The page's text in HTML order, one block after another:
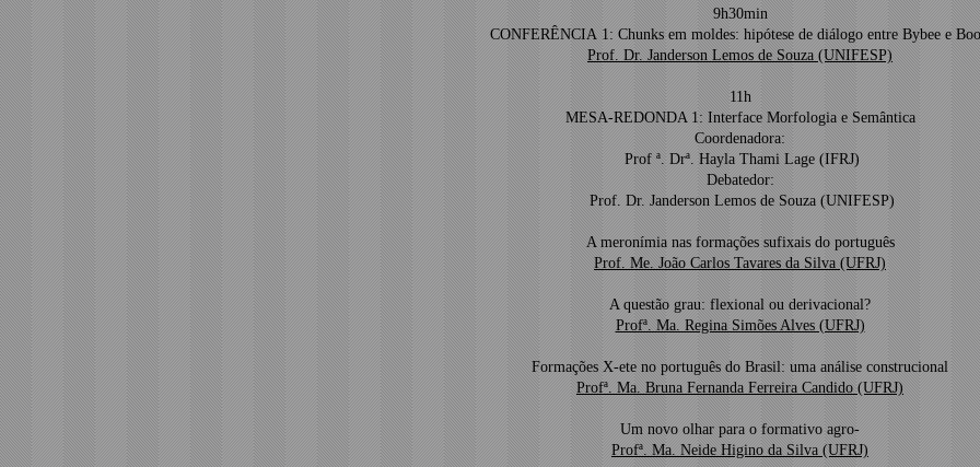
9h30min
CONFERÊNCIA 1: Chunks em moldes: hipótese de diálogo entre Bybee e
Prof. Dr. Janderson Lemos de Souza (UNIFESP)
11h
MESA-REDONDA 1: Interface Morfologia e Semântica
Coordenadora:
Prof ª. Drª. Hayla Thami Lage (IFRJ)
Debatedor:
Prof. Dr. Janderson Lemos de Souza (UNIFESP)
A meronímia nas formações sufixais do português
Prof. Me. João Carlos Tavares da Silva (UFRJ)
A questão grau: flexional ou derivacional?
Profª. Ma. Regina Simões Alves (UFRJ)
Formações X-ete no português do Brasil: uma análise construcional
Profª. Ma. Bruna Fernanda Ferreira Candido (UFRJ)
Um novo olhar para o formativo agro-
Profª. Ma. Neide Higino da Silva (UFRJ)